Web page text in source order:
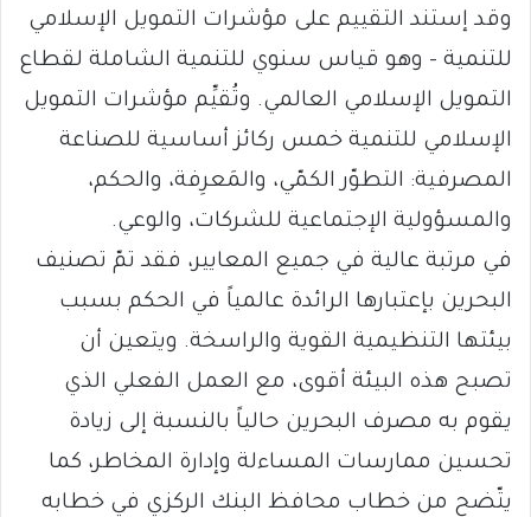
وقد إستند التقييم على مؤشرات التمويل الإسلامي
للتنمية – وهو قياس سنوي للتنمية الشاملة لقطاع
التمويل الإسلامي العالمي. وتُقيِّم مؤشرات التمويل
الإسلامي للتنمية خمس ركائز أساسية للصناعة
المصرفية: التطوّر الكمّي، والمَعرِفة، والحكم،
والمسؤولية الإجتماعية للشركات، والوعي.
في مرتبة عالية في جميع المعايير، فقد تمّ تصنيف
البحرين بإعتبارها الرائدة عالمياً في الحكم بسبب
بيئتها التنظيمية القوية والراسخة. ويتعين أن
تصبح هذه البيئة أقوى، مع العمل الفعلي الذي
يقوم به مصرف البحرين حالياً بالنسبة إلى زيادة
تحسين ممارسات المساءلة وإدارة المخاطر، كما
يتّضح من خطاب محافظ البنك الركزي في خطابه